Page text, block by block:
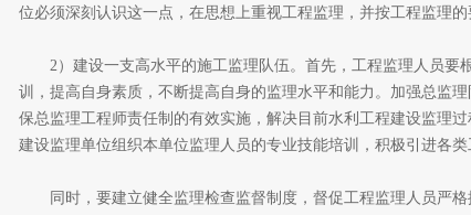
位必须深刻认识这一点，在思想上重视工程监理，并按工程监理的
2）建设一支高水平的施工监理队伍。首先，工程监理人员要
训，提高自身素质，不断提高自身的监理水平和能力。加强总监
保总监理工程师责任制的有效实施，解决目前水利工程建设监理
建设监理单位组织本单位监理人员的专业技能培训，积极引进各类
同时，要建立健全监理检查监督制度，督促工程监理人员严格